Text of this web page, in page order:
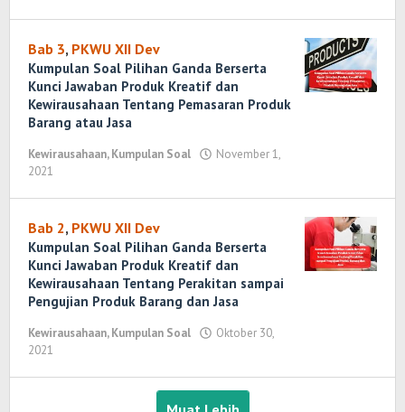
Bab 3, PKWU XII Dev
Kumpulan Soal Pilihan Ganda Berserta
Kunci Jawaban Produk Kreatif dan
Kewirausahaan Tentang Pemasaran Produk
Barang atau Jasa
Kewirausahaan,Kumpulan Soal
November 1,
2021
Bab 2, PKWU XII Dev
Kumpulan Soal Pilihan Ganda Berserta
Kunci Jawaban Produk Kreatif dan
Kewirausahaan Tentang Perakitan sampai
Pengujian Produk Barang dan Jasa
Kewirausahaan,Kumpulan Soal
Oktober 30,
2021